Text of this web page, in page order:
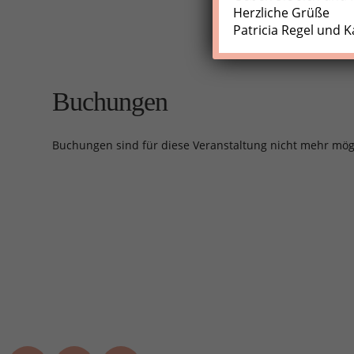
Buchungen
Buchungen sind für diese Veranstaltung nicht mehr
Herzliche Grüße
Patricia Regel und